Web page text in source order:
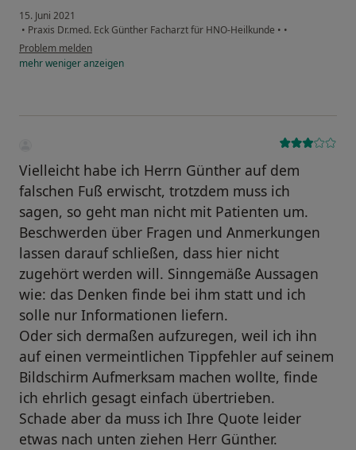
15. Juni 2021
• Praxis Dr.med. Eck Günther Facharzt für HNO-Heilkunde • •
Problem melden
mehrwenigeranzeigen
Vielleicht habe ich Herrn Günther auf dem
falschen Fuß erwischt, trotzdem muss ich
sagen, so geht man nicht mit Patienten um.
Beschwerden über Fragen und Anmerkungen
lassen darauf schließen, dass hier nicht
zugehört werden will. Sinngemäße Aussagen
wie: das Denken finde bei ihm statt und ich
solle nur Informationen liefern.
Oder sich dermaßen aufzuregen, weil ich ihn
auf einen vermeintlichen Tippfehler auf seinem
Bildschirm Aufmerksam machen wollte, finde
ich ehrlich gesagt einfach übertrieben.
Schade aber da muss ich Ihre Quote leider
etwas nach unten ziehen Herr Günther.